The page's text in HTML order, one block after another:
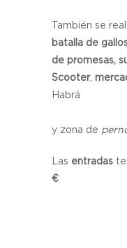
También se
batalla de
de promesas,
Scooter,
Habrá
y zona de
Las entradas
€